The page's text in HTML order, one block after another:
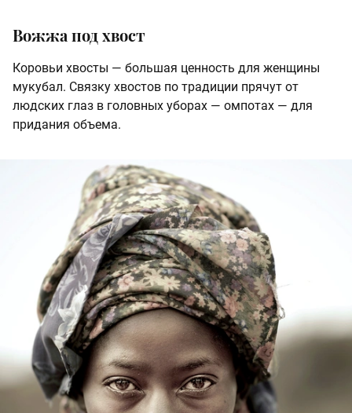
Вожжа под хвост
Коровьи хвосты — большая ценность для женщины
мукубал. Связку хвостов по традиции прячут от
людских глаз в головных уборах — омпотах — для
придания объема.